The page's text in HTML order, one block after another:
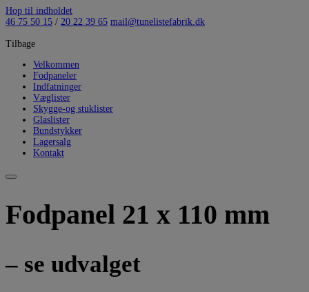
Hop til indholdet
46 75 50 15 / 20 22 39 65 mail@tunelistefabrik.dk
Tilbage
Velkommen
Fodpaneler
Indfatninger
Væglister
Skygge-og stuklister
Glaslister
Bundstykker
Lagersalg
Kontakt
Fodpanel 21 x 110 mm
– se udvalget